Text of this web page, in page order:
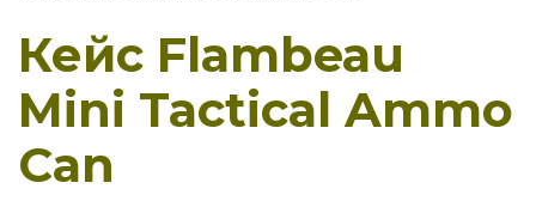
Кейс Flambeau
Mini Tactical Ammo
Can